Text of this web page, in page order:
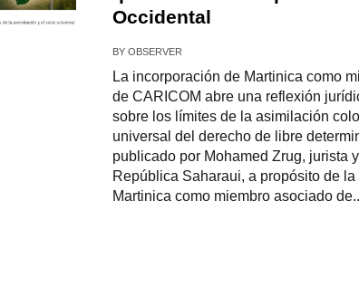
Occidental
BY OBSERVER
La incorporación de Martinica como
de CARICOM abre una reflexión
sobre los límites de la asimilación
universal del derecho de libre
publicado por Mohamed Zrug, jurista
República Saharaui, a propósito de
Martinica como miembro asociado